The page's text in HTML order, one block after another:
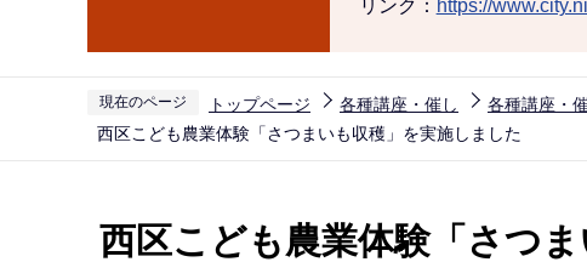
リンク： https://
現在のページ トップページ 各種講座・催し 各種講座・
西区こども農業体験「さつまいも収穫」を実施しました
西区こども農業体験「さつ